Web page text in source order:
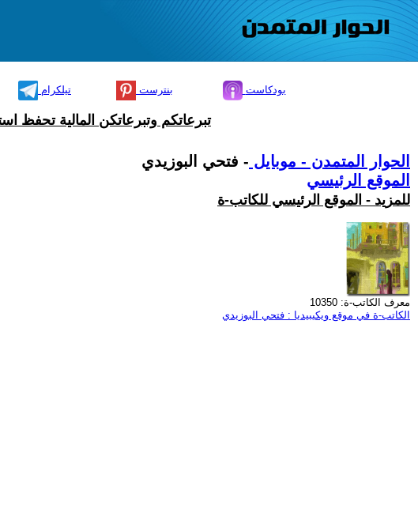
تيلكرام بنترست بودكاست
تبرعاتكم وتبرعاتكن المالية تحفظ
الحوار المتمدن - موبايل - فتحي البوزيدي
الموقع الرئيسي
للمزيد - الموقع الرئيسي للكاتب-ة
معرف الكاتب-ة: 10350
الكاتب-ة في موقع ويكيبيديا : فتحي البوزيدي